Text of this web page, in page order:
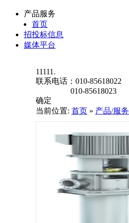
产品服务
首页
招投标信息
媒体平台
11111.
联系电话： 010-85618022
010-85618023
确定
当前位置: 首页 » 产品/服务